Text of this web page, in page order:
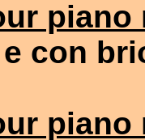
piano
con
piano